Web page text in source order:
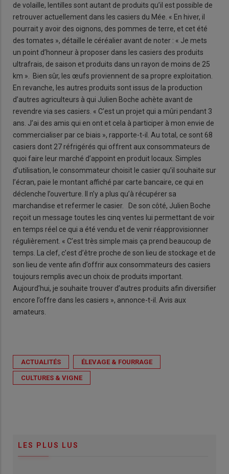
de volaille, lentilles sont autant de produits qu’il est possible de
retrouver actuellement dans les casiers du Mée. « En hiver, il
pourrait y avoir des oignons, des pommes de terre, et cet été
des tomates », détaille le céréalier avant de noter : « Je mets
un point d’honneur à proposer dans les casiers des produits
ultrafrais, de saison et produits dans un rayon de moins de 25
km ». Bien sûr, les œufs proviennent de sa propre exploitation.
En revanche, les autres produits sont issus de la production
d’autres agriculteurs à qui Julien Boche achète avant de
revendre via ses casiers. « C’est un projet qui a mûri pendant 3
ans. J’ai des amis qui en ont et cela à participer à mon envie de
commercialiser par ce biais », rapporte-t-il. Au total, ce sont 68
casiers dont 27 réfrigérés qui offrent aux consommateurs de
quoi faire leur marché d’appoint en produit locaux. Simples
d’utilisation, le consommateur choisit le casier qu’il souhaite sur
l’écran, paie le montant affiché par carte bancaire, ce qui en
déclenche l’ouverture. Il n’y a plus qu’à récupérer sa
marchandise et refermer le casier. De son côté, Julien Boche
reçoit un message toutes les cinq ventes lui permettant de voir
en temps réel ce qui a été vendu et de venir réapprovisionner
régulièrement. « C’est très simple mais ça prend beaucoup de
temps. La clef, c’est d’être proche de son lieu de stockage et de
son lieu de vente afin d’offrir aux consommateurs des casiers
toujours remplis avec un choix de produits important.
Aujourd’hui, je souhaite trouver d’autres produits afin diversifier
encore l’offre dans les casiers », annonce-t-il. Avis aux
amateurs.
ACTUALITÉS ÉLEVAGE & FOURRAGE
CULTURES & VIGNE
LES PLUS LUS